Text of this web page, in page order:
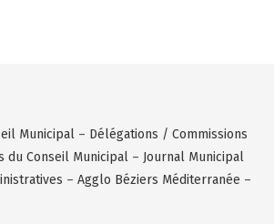
Municipal – Délégations / Commissions
du Conseil Municipal – Journal Municipal
–Agglo Béziers Méditerranée –